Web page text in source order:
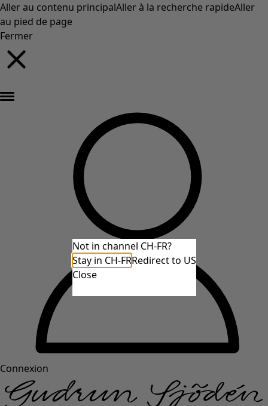
Aller au contenu principalAller à la recherche rapideAller
au pied de page
Fermer
Connexion
Not in channel CH-FR?
Stay in CH-FRRedirect to US
Close